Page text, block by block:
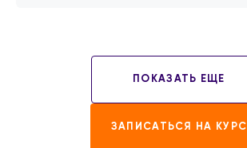
ПОКАЗАТЬ ЕЩЕ
ЗАПИСАТЬСЯ НА КУРС